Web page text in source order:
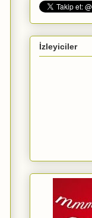
İzleyiciler